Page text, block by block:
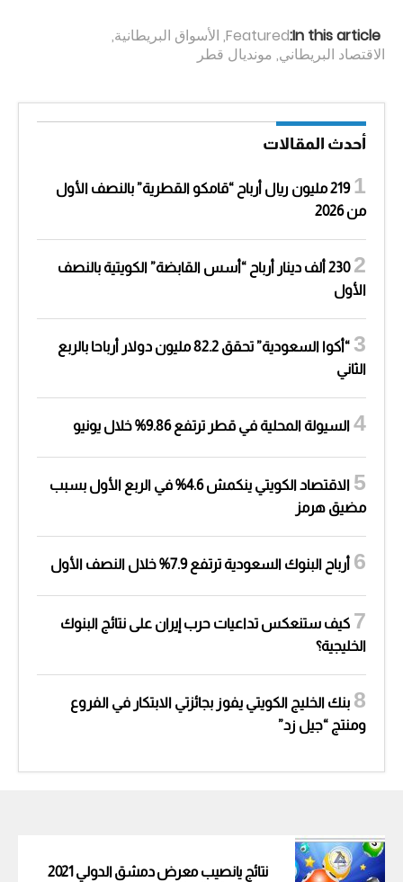
In this article:
Featured
, الأسواق البريطانية,
الاقتصاد البريطاني, مونديال قطر
أحدث المقالات
219 مليون ريال أرباح “قامكو القطرية” بالنصف الأول
من 2026
230 ألف دينار أرباح “أسس القابضة” الكويتية بالنصف
الأول
“أكوا السعودية” تحقق 82.2 مليون دولار أرباحا بالربع
الثاني
السيولة المحلية في قطر ترتفع 9.86% خلال يونيو
الاقتصاد الكويتي ينكمش 4.6% في الربع الأول بسبب
مضيق هرمز
أرباح البنوك السعودية ترتفع 7.9% خلال النصف الأول
كيف ستنعكس تداعيات حرب إيران على نتائج البنوك
الخليجية؟
بنك الخليج الكويتي يفوز بجائزتي الابتكار في الفروع
ومنتج “جيل زد”
نتائج يانصيب معرض دمشق الدولي 2021